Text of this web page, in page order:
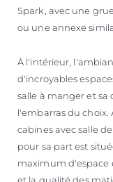
Spark, avec une
ou une annexe
À l'intérieur,
d'incroyables
salle à manger et
l'embarras du
cabines avec salle
pour sa part est
maximum d'espace